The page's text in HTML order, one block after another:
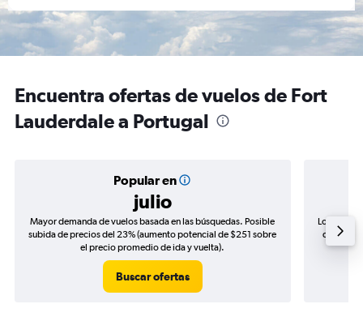
Encuentra ofertas de vuelos de Fort
Lauderdale a Portugal
Popular en
julio
Mayor demanda de vuelos basada en las búsquedas. Posible
subida de precios del 23% (aumento potencial de $251 sobre
el precio promedio de ida y vuelta).
Buscar ofertas
Los
de